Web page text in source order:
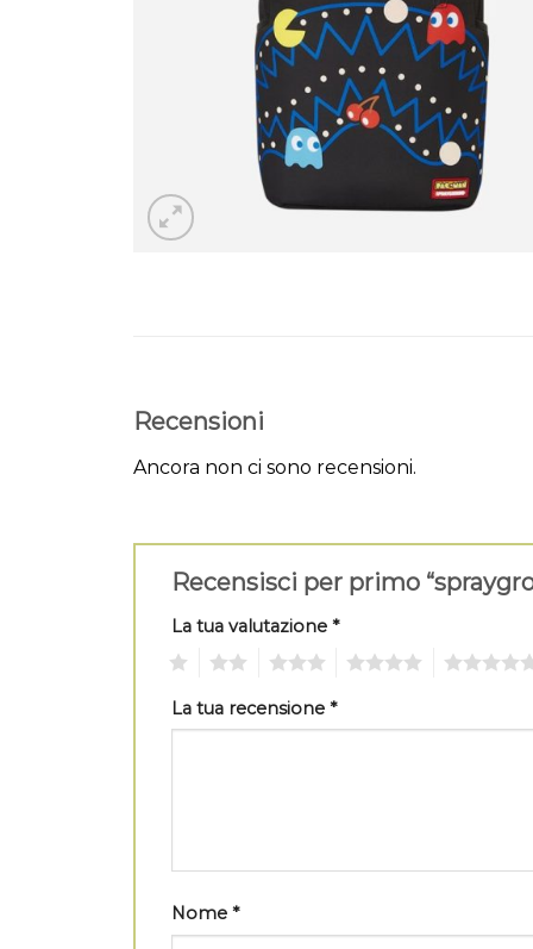
Recensioni
Ancora non ci sono recensioni.
Recensisci per primo
La tua valutazione *
La tua recensione *
Nome *